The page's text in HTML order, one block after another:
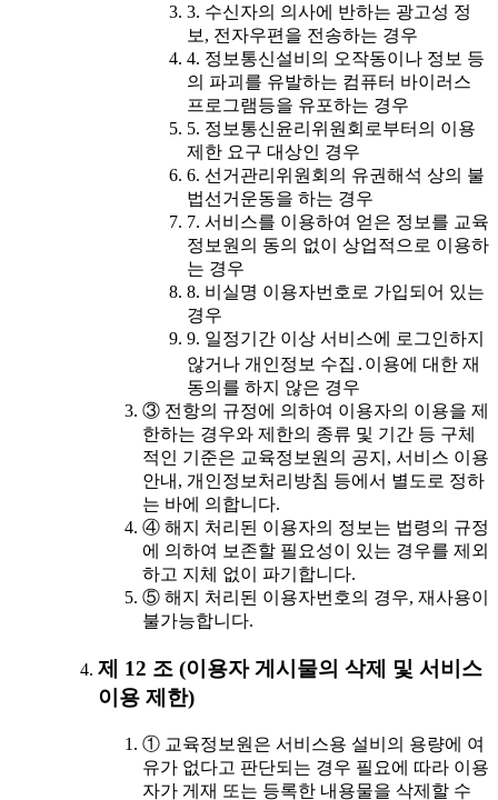
3. 수신자의 의사에 반하는 광고성 정
보, 전자우편을 전송하는 경우
4. 정보통신설비의 오작동이나 정보 등
의 파괴를 유발하는 컴퓨터 바이러스
프로그램등을 유포하는 경우
5. 정보통신윤리위원회로부터의 이용
제한 요구 대상인 경우
6. 선거관리위원회의 유권해석 상의 불
법선거운동을 하는 경우
7. 서비스를 이용하여 얻은 정보를 교육
정보원의 동의 없이 상업적으로 이용하
는 경우
8. 비실명 이용자번호로 가입되어 있는
경우
9. 일정기간 이상 서비스에 로그인하지
않거나 개인정보 수집․이용에 대한 재
동의를 하지 않은 경우
③ 전항의 규정에 의하여 이용자의 이용을 제
한하는 경우와 제한의 종류 및 기간 등 구체
적인 기준은 교육정보원의 공지, 서비스 이용
안내, 개인정보처리방침 등에서 별도로 정하
는 바에 의합니다.
④ 해지 처리된 이용자의 정보는 법령의 규정
에 의하여 보존할 필요성이 있는 경우를 제외
하고 지체 없이 파기합니다.
⑤ 해지 처리된 이용자번호의 경우, 재사용이
불가능합니다.
제 12 조 (이용자 게시물의 삭제 및 서비스
이용 제한)
① 교육정보원은 서비스용 설비의 용량에 여
유가 없다고 판단되는 경우 필요에 따라 이용
자가 게재 또는 등록한 내용물을 삭제할 수